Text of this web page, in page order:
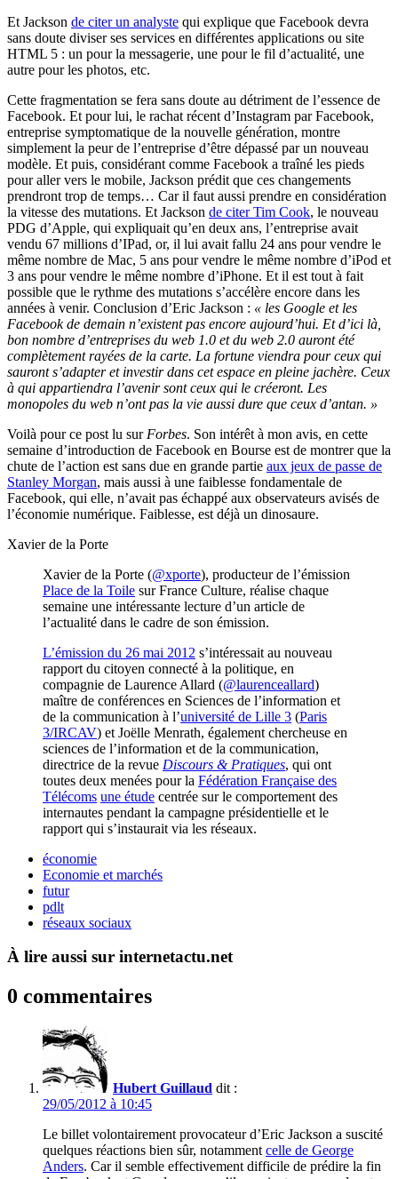
Et Jackson de citer un analyste qui explique que Facebook devra
sans doute diviser ses services en différentes applications ou site
HTML 5 : un pour la messagerie, une pour le fil d’actualité, une
autre pour les photos, etc.
Cette fragmentation se fera sans doute au détriment de l’essence de
Facebook. Et pour lui, le rachat récent d’Instagram par Facebook,
entreprise symptomatique de la nouvelle génération, montre
simplement la peur de l’entreprise d’être dépassé par un nouveau
modèle. Et puis, considérant comme Facebook a traîné les pieds
pour aller vers le mobile, Jackson prédit que ces changements
prendront trop de temps… Car il faut aussi prendre en considération
la vitesse des mutations. Et Jackson de citer Tim Cook, le nouveau
PDG d’Apple, qui expliquait qu’en deux ans, l’entreprise avait
vendu 67 millions d’IPad, or, il lui avait fallu 24 ans pour vendre le
même nombre de Mac, 5 ans pour vendre le même nombre d’iPod et
3 ans pour vendre le même nombre d’iPhone. Et il est tout à fait
possible que le rythme des mutations s’accélère encore dans les
années à venir. Conclusion d’Eric Jackson : « les Google et les
Facebook de demain n’existent pas encore aujourd’hui. Et d’ici là,
bon nombre d’entreprises du web 1.0 et du web 2.0 auront été
complètement rayées de la carte. La fortune viendra pour ceux qui
sauront s’adapter et investir dans cet espace en pleine jachère. Ceux
à qui appartiendra l’avenir sont ceux qui le créeront. Les
monopoles du web n’ont pas la vie aussi dure que ceux d’antan. »
Voilà pour ce post lu sur Forbes. Son intérêt à mon avis, en cette
semaine d’introduction de Facebook en Bourse est de montrer que la
chute de l’action est sans due en grande partie aux jeux de passe de
Stanley Morgan, mais aussi à une faiblesse fondamentale de
Facebook, qui elle, n’avait pas échappé aux observateurs avisés de
l’économie numérique. Faiblesse, est déjà un dinosaure.
Xavier de la Porte
Xavier de la Porte (@xporte), producteur de l’émission
Place de la Toile sur France Culture, réalise chaque
semaine une intéressante lecture d’un article de
l’actualité dans le cadre de son émission.
L’émission du 26 mai 2012 s’intéressait au nouveau
rapport du citoyen connecté à la politique, en
compagnie de Laurence Allard (@laurenceallard)
maître de conférences en Sciences de l’information et
de la communication à l’université de Lille 3 (Paris
3/IRCAV) et Joëlle Menrath, également chercheuse en
sciences de l’information et de la communication,
directrice de la revue Discours & Pratiques, qui ont
toutes deux menées pour la Fédération Française des
Télécoms une étude centrée sur le comportement des
internautes pendant la campagne présidentielle et le
rapport qui s’instaurait via les réseaux.
économie
Economie et marchés
futur
pdlt
réseaux sociaux
À lire aussi sur internetactu.net
0 commentaires
Hubert Guillaud dit :
29/05/2012 à 10:45
Le billet volontairement provocateur d’Eric Jackson a suscité
quelques réactions bien sûr, notamment celle de George
Anders. Car il semble effectivement difficile de prédire la fin